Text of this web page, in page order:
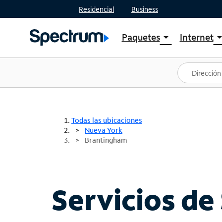
Residencial Business
Paquetesarrow_drop_down
Ver paquetes
Spectrum One
Mejores ofertas
Internetarrow_drop_down
Planes
Todas las ubicaciones
Nueva York
Brantingham
Servicios